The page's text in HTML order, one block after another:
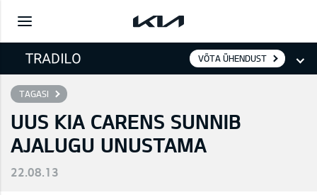
VÕTA ÜHENDUST
TAGASI
UUS KIA CARENS SUNNIB
AJALUGU UNUSTAMA
22.08.13